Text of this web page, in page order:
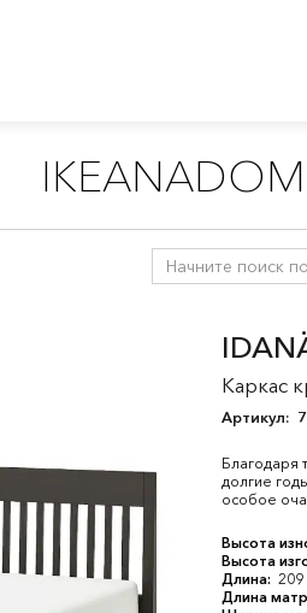
Каркас
Артикул:
Благодаря
долгие
особое
Высота
Высота
Длина: 209
Длина